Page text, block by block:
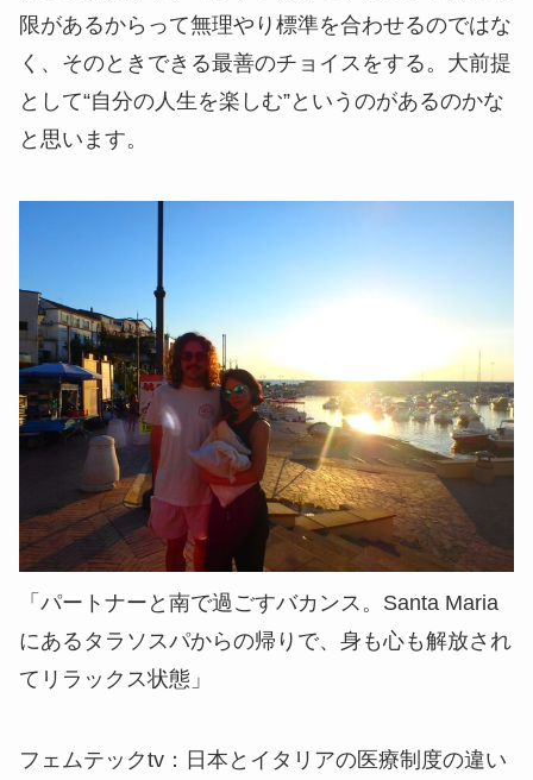
限があるからって無理やり標準を合わせるのではな
く、そのときできる最善のチョイスをする。大前提
として“自分の人生を楽しむ”というのがあるのかな
と思います。
「パートナーと南で過ごすバカンス。Santa Maria
にあるタラソスパからの帰りで、身も心も解放され
てリラックス状態」
フェムテックtv： 日本とイタリアの医療制度の違い